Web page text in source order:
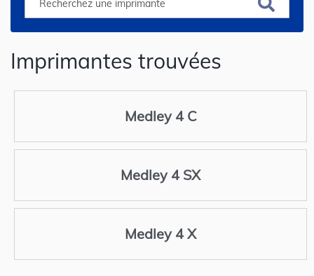
Imprimantes trouvées
Medley 4 C
Medley 4 SX
Medley 4 X